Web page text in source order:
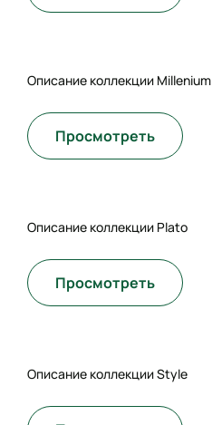
Описание коллекции Millenium
Просмотреть
Описание коллекции Plato
Просмотреть
Описание коллекции Style